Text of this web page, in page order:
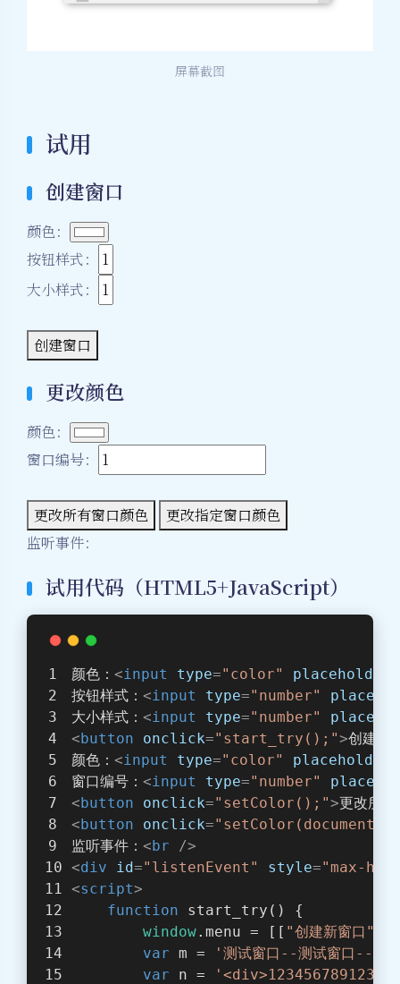
屏幕截图
试用
创建窗口
颜色：
按钮样式：
大小样式：
创建窗口
更改颜色
颜色：
窗口编号：
更改所有窗口颜色
更改指定窗口颜色
监听事件：
试用代码（HTML5+JavaScript）
颜色： <input type="color" placeholder
按钮样式： <input type="number"
大小样式： <input type="number"
<button onclick="start_try();">创建窗
颜色： <input type="color" placeholder
窗口编号： <input type="number"
<button onclick="setColor();">更改所
<button onclick=
监听事件： <br />
<div id="listenEvent" style="max-
<script>
function
start_try ( ) {
window.menu = [[ "创建新窗口"
var m =
'测试窗口--测试窗口--测
var n =